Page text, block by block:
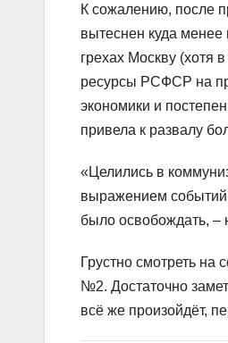
К сожалению, после
вытеснен куда менее
грехах Москву (хотя
ресурсы РСФСР на
экономики и
привела к развалу
«Целились в
выражением событий
было освобождать, –
Грустно смотреть на
№2. Достаточно
всё же произойдёт,